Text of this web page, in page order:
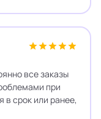
все заказы
при
в срок или ранее,